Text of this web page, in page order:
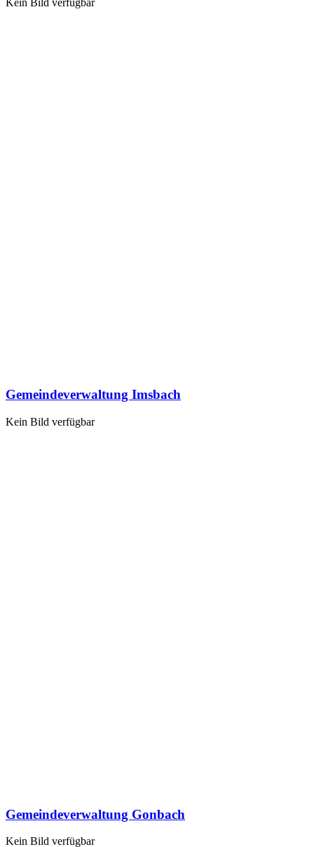
Gemeindeverwaltung Imsbach
Kein Bild verfügbar
Gemeindeverwaltung Gonbach
Kein Bild verfügbar